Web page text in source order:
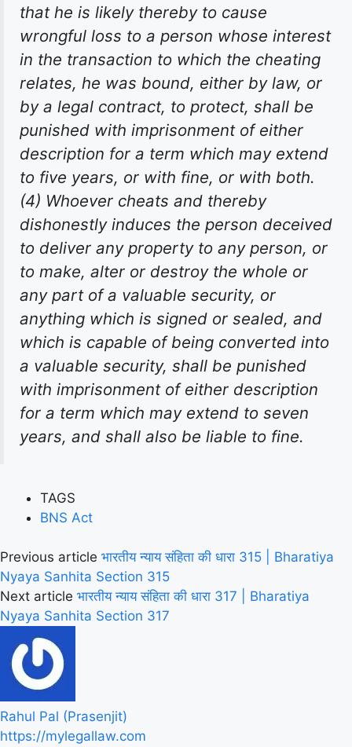
that he is likely thereby to cause
wrongful loss to a person whose interest
in the transaction to which the cheating
relates, he was bound, either by law, or
by a legal contract, to protect, shall be
punished with imprisonment of either
description for a term which may extend
to five years, or with fine, or with both.
(4) Whoever cheats and thereby
dishonestly induces the person deceived
to deliver any property to any person, or
to make, alter or destroy the whole or
any part of a valuable security, or
anything which is signed or sealed, and
which is capable of being converted into
a valuable security, shall be punished
with imprisonment of either description
for a term which may extend to seven
years, and shall also be liable to fine.
TAGS
BNS Act
Previous article भारतीय न्याय संहिता की धारा 315 | Bharatiya
Nyaya Sanhita Section 315
Next article भारतीय न्याय संहिता की धारा 317 | Bharatiya
Nyaya Sanhita Section 317
Rahul Pal (Prasenjit)
https://mylegallaw.com